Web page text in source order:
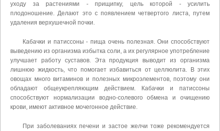
уходу за растениями - прищипку, цель которой - усилить
плодоношение. Делают это с появлением четвертого листа, путем
удаления верхушечной почки.
Кабачки и патиссоны - пища очень полезная. Они способствуют
выведению из организма избытка соли, а их регулярное употребление
улучшает работу суставов. Эта продукция выводит из организма
лишнюю жидкость, что помогает избавиться от целлюлита. В этих
овощах много витаминов и полезных микроэлементов, поэтому они
обладают общеукрепляющим действием. Кабачки и патиссоны
способствуют нормализации водно-солевого обмена и очищению
крови, имеют активное мочегонное действие.
При заболеваниях печени и застое желчи тоже рекомендуется